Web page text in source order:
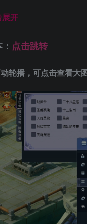
展开
点击跳转
轮播，可点击查看大